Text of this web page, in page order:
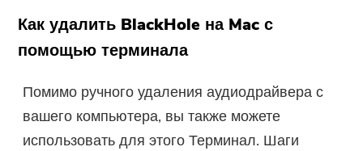
Как удалить BlackHole на Mac с
помощью терминала
Помимо ручного удаления аудиодрайвера с
вашего компьютера, вы также можете
использовать для этого Терминал. Шаги